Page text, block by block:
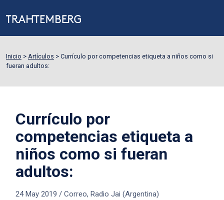
Inicio > Artículos > Currículo por competencias etiqueta a niños como si
fueran adultos:
Currículo por
competencias etiqueta a
niños como si fueran
adultos:
24 May 2019 / Correo, Radio Jai (Argentina)